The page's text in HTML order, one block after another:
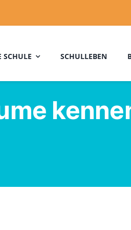
SCHULE SCHULLEBEN